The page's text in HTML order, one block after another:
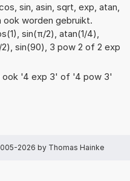
sin, asin, sqrt, exp, atan,
ook worden gebruikt.
sin(π/2), atan(1/4),
sin(90), 3 pow 2 of 2 exp
ook '4 exp 3' of '4 pow 3'
2026 by Thomas Hainke